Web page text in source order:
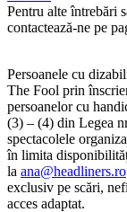
Pentru alte întrebări
contactează-ne pe
Persoanele cu
The Fool prin
persoanelor cu
(3) – (4) din Legea
spectacolele
în limita
la ana@headliners.ro
exclusiv pe scări,
acces adaptat.